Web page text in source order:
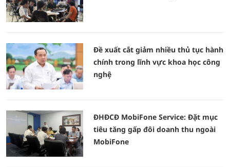
Đề xuất cắt giảm nhiều thủ tục hành
chính trong lĩnh vực khoa học công
nghệ
ĐHĐCĐ MobiFone Service: Đặt mục
tiêu tăng gấp đôi doanh thu ngoài
MobiFone